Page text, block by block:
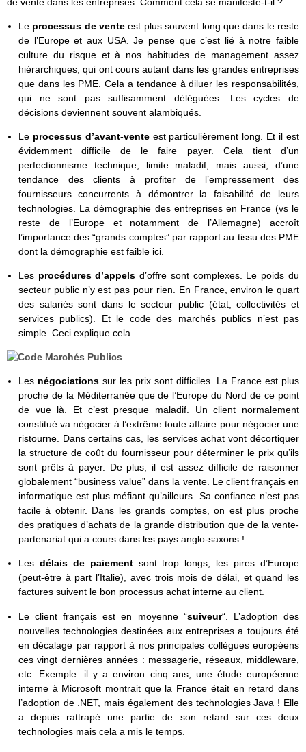
Le processus de venteest plus souvent long que dans le reste
de l’Europe et aux USA. Je pense que c’est lié à notre faible
culture du risque et à nos habitudes de management assez
hiérarchiques, qui ont cours autant dans les grandes entreprises
que dans les PME. Cela a tendance à diluer les responsabilités,
qui ne sont pas suffisamment déléguées. Les cycles de
décisions deviennent souvent alambiqués.
Le processus d’avant-vente est particulièrement long. Et il est
évidemment difficile de le faire payer. Cela tient d’un
perfectionnisme technique, limite maladif, mais aussi, d’une
tendance des clients à profiter de l’empressement des
fournisseurs concurrents à démontrer la faisabilité de leurs
technologies. La démographie des entreprises en France (vs le
reste de l’Europe et notamment de l’Allemagne) accroît
l’importance des “grands comptes” par rapport au tissu des PME
dont la démographie est faible ici.
Les procédures d’appelsd’offre sont complexes. Le poids du
secteur public n’y est pas pour rien. En France, environ le quart
des salariés sont dans le secteur public (état, collectivités et
services publics). Et le code des marchés publics n’est pas
simple. Ceci explique cela.
Les négociations sur les prix sont difficiles. La France est plus
proche de la Méditerranée que de l’Europe du Nord de ce point
de vue là. Et c’est presque maladif. Un client normalement
constitué va négocier à l’extrême toute affaire pour négocier une
ristourne. Dans certains cas, les services achat vont décortiquer
la structure de coût du fournisseur pour déterminer le prix qu’ils
sont prêts à payer. De plus, il est assez difficile de raisonner
globalement “business value” dans la vente. Le client français en
informatique est plus méfiant qu’ailleurs. Sa confiance n’est pas
facile à obtenir. Dans les grands comptes, on est plus proche
des pratiques d’achats de la grande distribution que de la vente-
partenariat qui a cours dans les pays anglo-saxons !
Les délais de paiement sont trop longs, les pires d’Europe
(peut-être à part l’Italie), avec trois mois de délai, et quand les
factures suivent le bon processus achat interne au client.
Le client français est en moyenne “suiveur“. L’adoption des
nouvelles technologies destinées aux entreprises a toujours été
en décalage par rapport à nos principales collègues européens
ces vingt dernières années : messagerie, réseaux, middleware,
etc. Exemple: il y a environ cinq ans, une étude européenne
interne à Microsoft montrait que la France était en retard dans
l’adoption de .NET, mais également des technologies Java ! Elle
a depuis rattrapé une partie de son retard sur ces deux
technologies mais cela a mis le temps.